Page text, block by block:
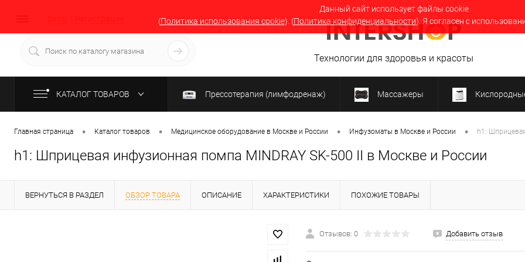
Данный сайт использует файлы cookie
(Политика использования cookie). (Политика конфиденциальности). Я согласен с
Вход Регистрация
Технологии для здоровья и красоты
КАТАЛОГ ТОВАРОВ Прессотерапия (лимфодренаж) Массажеры
Главная страница • Каталог товаров • Медицинское оборудование в Москве и России • Инфузоматы в Москве и России • h1:
h1: Шприцевая инфузионная помпа MINDRAY SK-500 II в Москве и России
ВЕРНУТЬСЯ В РАЗДЕЛ ОБЗОР ТОВАРА ОПИСАНИЕ ХАРАКТЕРИСТИКИ ПОХОЖИЕ ТОВАРЫ
Отзывов: 0 Добавить отзыв